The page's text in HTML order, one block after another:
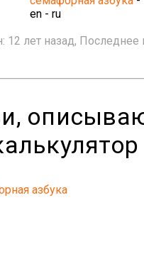
en - ru
12 лет назад, Последнее
азбука